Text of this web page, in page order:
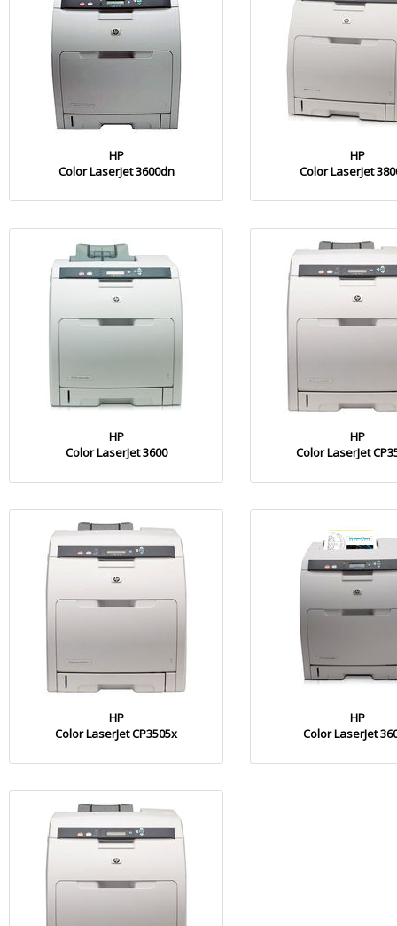
HP
Color LaserJet 3600dn
HP
Color LaserJet
HP
Color LaserJet 3600
HP
Color LaserJet
HP
Color LaserJet CP3505x
HP
Color LaserJet